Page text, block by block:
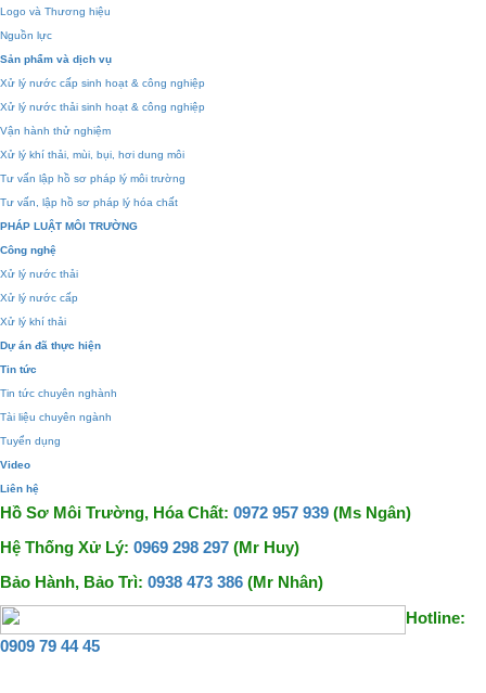
Logo và Thương hiệu
Nguồn lực
Sản phẩm và dịch vụ
Xử lý nước cấp sinh hoạt & công nghiệp
Xử lý nước thải sinh hoạt & công nghiệp
Vận hành thử nghiệm
Xử lý khí thải, mùi, bụi, hơi dung môi
Tư vấn lập hồ sơ pháp lý môi trường
Tư vấn, lập hồ sơ pháp lý hóa chất
PHÁP LUẬT MÔI TRƯỜNG
Công nghệ
Xử lý nước thải
Xử lý nước cấp
Xử lý khí thải
Dự án đã thực hiện
Tin tức
Tin tức chuyên nghành
Tài liệu chuyên ngành
Tuyển dụng
Video
Liên hệ
Hồ Sơ Môi Trường, Hóa Chất: 0972 957 939 (Ms Ngân)
Hệ Thống Xử Lý: 0969 298 297 (Mr Huy)
Bảo Hành, Bảo Trì: 0938 473 386 (Mr Nhân)
Hotline:
0909 79 44 45